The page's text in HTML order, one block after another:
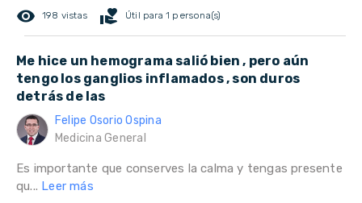
remove_red_eye 198 vistas volunteer_activism Útil para 1 persona(s)
Me hice un hemograma salió bien , pero aún
tengo los ganglios inflamados , son duros
detrás de las
Felipe Osorio Ospina
Medicina General
Es importante que conserves la calma y tengas presente
qu... Leer más